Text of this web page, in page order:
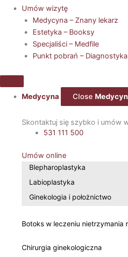
Umów wizytę
Medycyna – Znany lekarz
Estetyka – Booksy
Specjaliści – Medfile
Punkt pobrań – Diagnostyka
Medycyna Close
Skontaktuj się szybko i umów
531 111 500
Umów online
Blepharoplastyka
Labioplastyka
Ginekologia i położnictwo
Botoks w leczeniu nietrzymania
Chirurgia ginekologiczna